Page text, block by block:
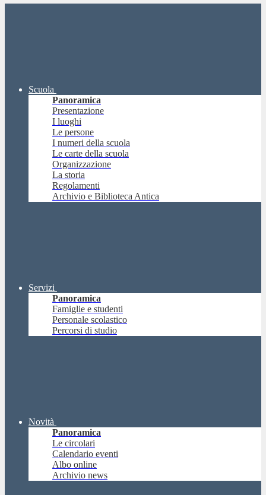
Scuola
Panoramica
Presentazione
I luoghi
Le persone
I numeri della scuola
Le carte della scuola
Organizzazione
La storia
Regolamenti
Archivio e Biblioteca Antica
Servizi
Panoramica
Famiglie e studenti
Personale scolastico
Percorsi di studio
Novità
Panoramica
Le circolari
Calendario eventi
Albo online
Archivio news